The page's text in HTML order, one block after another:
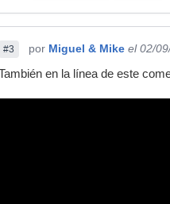
#3 por Miguel & Mike el 02/
en la línea de este